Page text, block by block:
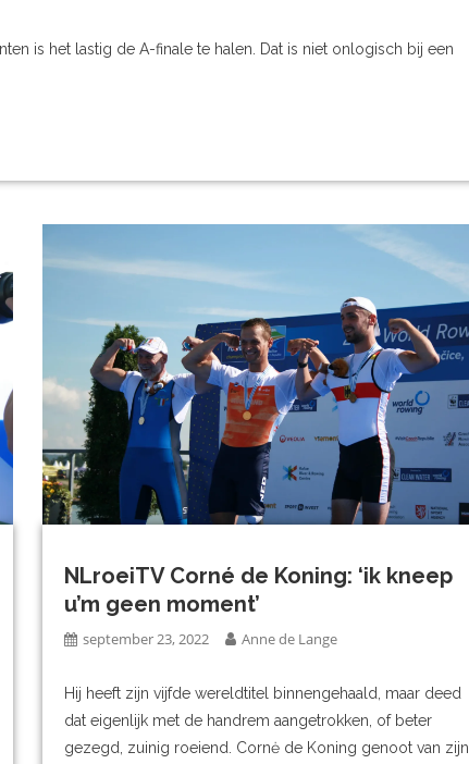
is het lastig de A-finale te halen. Dat is niet onlogisch bij een
NLroeiTV Corné de Koning: ‘ik kneep
u’m geen moment’
september 23, 2022 Anne de Lange
Hij heeft zijn vijfde wereldtitel binnengehaald, maar deed
dat eigenlijk met de handrem aangetrokken, of beter
gezegd, zuinig roeiend. Cornė de Koning genoot van zijn